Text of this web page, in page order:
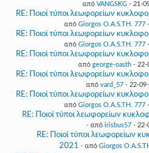
από VANGSKG- 21-
RE: Ποιοί τύποι λεωφορείων
από Giorgos O.A.S.TH. 777-
RE: Ποιοί τύποι λεωφορείων
από Giorgos O.A.S.TH. 777-
RE: Ποιοί τύποι λεωφορείων
από george-oasth- 22-
RE: Ποιοί τύποι λεωφορείων
από vard_57- 22-09-
RE: Ποιοί τύποι λεωφορείων
από Giorgos O.A.S.TH. 777-
RE: Ποιοί τύποι λεωφορείων
- από irisbus57- 22-
RE: Ποιοί τύποι λεωφορείων
2021 - από Giorgos